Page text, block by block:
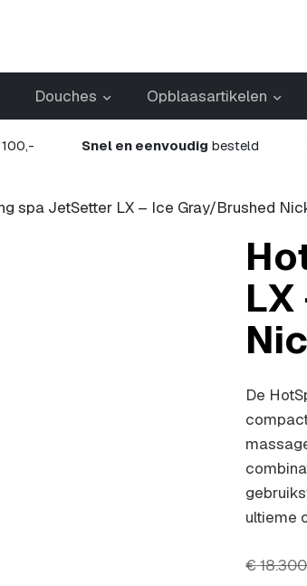
Douches Opblaasartikelen
Snel en eenvoudig besteld
spa JetSetter LX – Ice Gray/Brushed
De
ultieme
€